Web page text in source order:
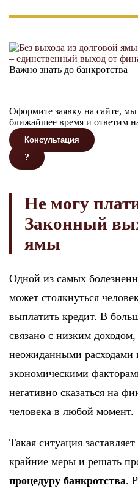
Важно знать до банкротства
Оформите заявку на сайте,
ближайшее время и ответим
Консультация
?
Не могу
Законный
ямы
Одной из самых
может столкнуться
выплатить кредит. В
связано с низким
неожиданными расходами
экономическими
негативно сказаться на
человека в любой момент.
Такая ситуация
крайние меры и решать
процедуру банкротства.